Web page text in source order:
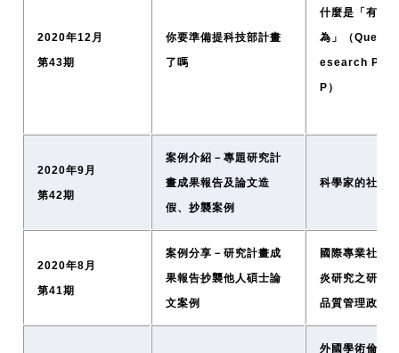
2020年12月
第43期
你要準備提科技部計畫
了嗎
什麼是「有問
為」（
esearch
P）
2020年9月
第42期
案例介紹－專題研究計
畫成果報告及論文造
假、抄襲案例
科學家的社會
2020年8月
第41期
案例分享－研究計畫成
果報告抄襲他人碩士論
文案例
國際專業社群
炎研究之研究
品質管理政策
外國學術倫理